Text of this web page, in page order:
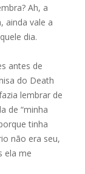
Ah, a
ainda vale a
dia.
antes de
do Death
lembrar de
de “minha
tinha
não era seu,
ela me